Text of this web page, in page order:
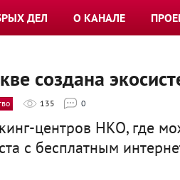
ДЕЛ О КАНАЛЕ
создана
135 0
центров НКО, где
с бесплатным